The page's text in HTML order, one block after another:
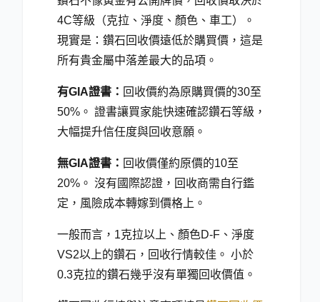
4C等級（克拉、淨度、顏色、車工）。
現實是：鑽石回收價遠低於購買價，這是
所有貴金屬中落差最大的品項。
有GIA證書： 回收價約為原購買價的30至
50% 。 證書讓買家能快速確認鑽石等級，
大幅提升信任度與回收意願。
無GIA證書： 回收價僅約原價的10至
20% 。 沒有國際認證，回收商需自行鑑
定，風險成本轉嫁到價格上。
一般而言，1克拉以上、顏色D-F、淨度
VS2以上的鑽石，回收行情較佳。 小於
0.3克拉的鑽石幾乎沒有單獨回收價值。